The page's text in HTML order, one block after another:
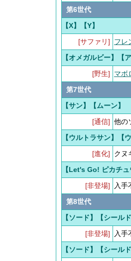
第6世代
【X】【Y】
[サファリ]
フレ
【オメガルビー】【
[野生]
マボ
第7世代
【サン】【ムーン】
[通信] 他の
【ウルトラサン】【
[進化]
クヌ
【Let's Go! ピカチ
[非登場]
入手
第8世代
【ソード】【シールド
[非登場]
入手
【ソード】【シールド